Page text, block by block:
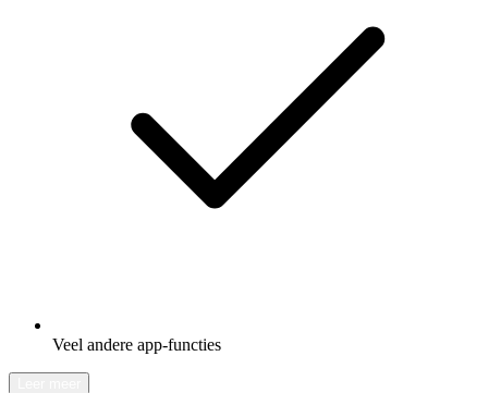
Veel andere app-functies